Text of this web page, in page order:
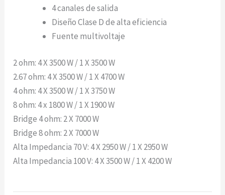
4 canales de salida
Diseño Clase D de alta eficiencia
Fuente multivoltaje
2 ohm: 4 X 3500 W / 1 X 3500 W
2.67 ohm: 4 X 3500 W / 1 X 4700 W
4 ohm: 4 X 3500 W / 1 X 3750 W
8 ohm: 4 x 1800 W / 1 X 1900 W
Bridge 4 ohm: 2 X 7000 W
Bridge 8 ohm: 2 X 7000 W
Alta Impedancia 70 V: 4 X 2950 W / 1 X 2950 W
Alta Impedancia 100 V: 4 X 3500 W / 1 X 4200 W